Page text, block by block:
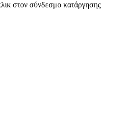
στον σύνδεσμο κατάργησης